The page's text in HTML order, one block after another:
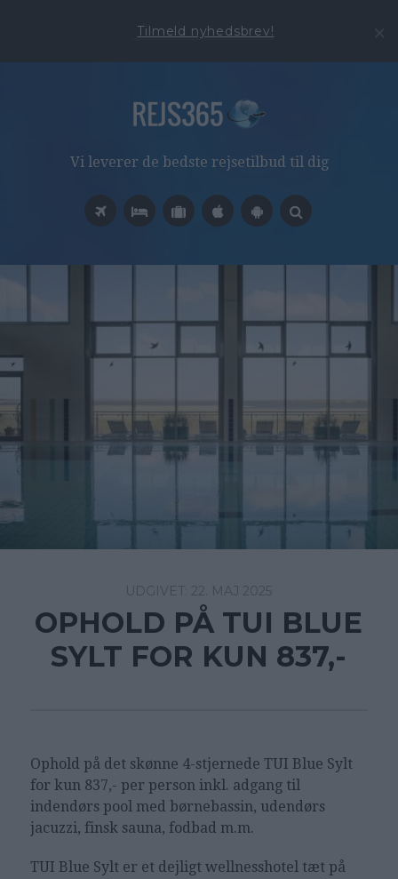
Tilmeld nyhedsbrev!
Vi leverer de bedste rejsetilbud til dig
22. MAJ 2025
OPHOLD PÅ TUI BLUE
SYLT FOR KUN 837,-
Ophold på det skønne 4-stjernede TUI Blue Sylt
for kun 837,- per person inkl. adgang til
indendørs pool med børnebassin, udendørs
jacuzzi, finsk sauna, fodbad m.m.
TUI Blue Sylt er et dejligt wellnesshotel tæt på